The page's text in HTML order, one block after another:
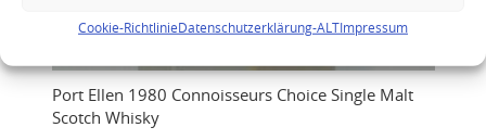
Cookie-RichtlinieDatenschutzerklärung-ALTImpressum
Port Ellen 1980 Connoisseurs Choice Single Malt
Scotch Whisky